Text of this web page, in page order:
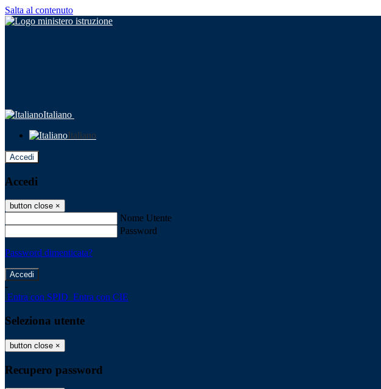
Salta al contenuto
Italiano
Italiano
Accedi
Accedi
button close ×
Nome Utente
Password
Password dimenticata?
-
Entra con SPID Entra con CIE
Seleziona utente
button close ×
Recupero password